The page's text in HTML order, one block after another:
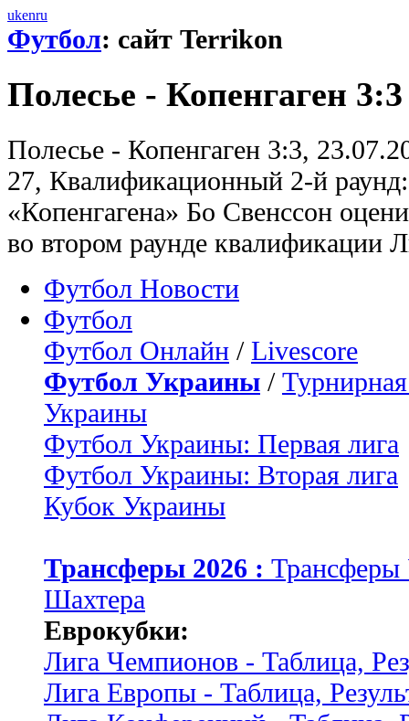
ukenru
Футбол: сайт Terrikon
Полесье - Копенгаген 3:3
Полесье - Копенгаген 3:3,
27, Квалификационный 2-й
«Копенгагена» Бо Свенссон
во втором раунде квалификации
Футбол Новости
Футбол
Футбол Онлайн / Livescore
Футбол Украины /
Украины
Футбол Украины: Первая лига
Футбол Украины: Вторая лига
Кубок Украины
Трансферы 2026 :
Шахтера
Еврокубки:
Лига Чемпионов - Таблица,
Лига Европы - Таблица,